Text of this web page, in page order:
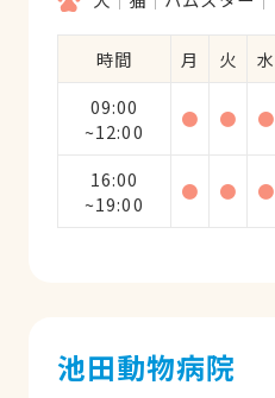
時間 月 火 水
09:00
~12:00
● ● ●
16:00
~19:00
● ● ●
池田動物病院